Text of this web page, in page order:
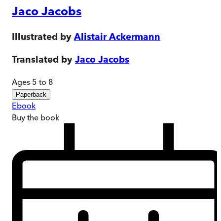
Jaco Jacobs
Illustrated by Alistair Ackermann
Translated by Jaco Jacobs
Ages 5 to 8
Paperback
Ebook
Buy the book